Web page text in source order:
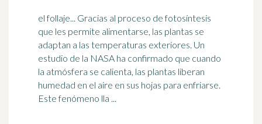
el follaje... Gracias al proceso de fotosíntesis
que les permite alimentarse, las plantas se
adaptan a las temperaturas exteriores. Un
estudio de la NASA ha confirmado que cuando
la atmósfera se calienta, las plantas liberan
humedad en el aire en sus hojas para enfriarse.
Este fenómeno lla ...